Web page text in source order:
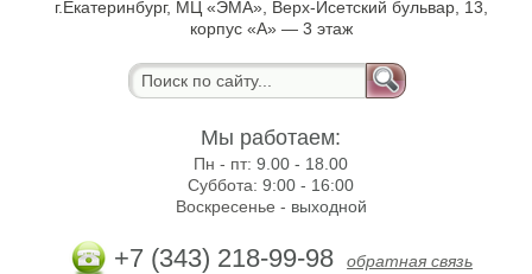
г.Екатеринбург, МЦ «ЭМА», Верх-Исетский бульвар, 13,
корпус «А» — 3 этаж
Мы работаем:
Пн - пт:9.00 - 18.00
Суббота:9:00 - 16:00
Воскресенье - выходной
+7 (343) 218-99-98 обратная связь